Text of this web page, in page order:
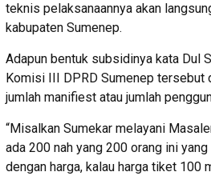
teknis pelaksanaannya akan
kabupaten Sumenep.
Adapun bentuk subsidinya kata Dul
Komisi III DPRD Sumenep tersebut
jumlah manifiest atau jumlah
“Misalkan Sumekar melayani
ada 200 nah yang 200 orang ini
dengan harga, kalau harga tiket 100